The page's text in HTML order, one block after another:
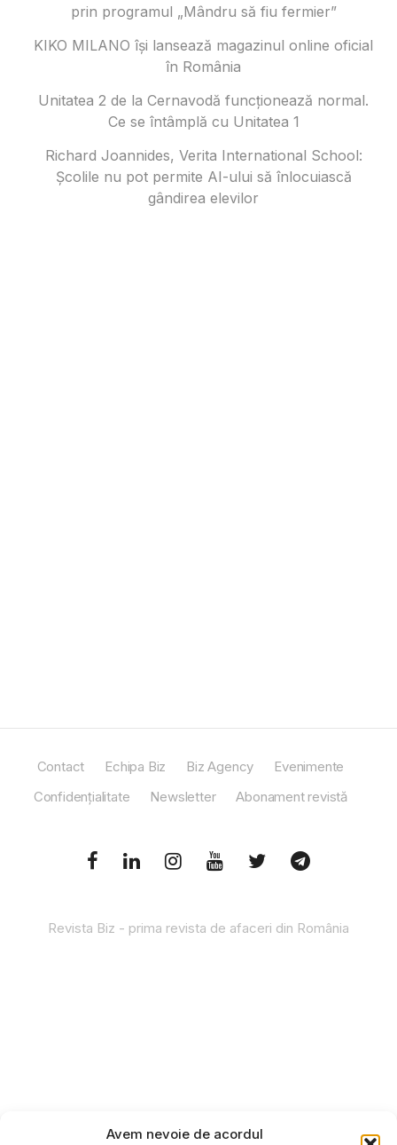
Avem nevoie de acordul
prin programul „Mândru să fiu fermier”
KIKO MILANO își lansează magazinul online oficial
în România
Unitatea 2 de la Cernavodă funcționează normal.
Ce se întâmplă cu Unitatea 1
Richard Joannides, Verita International School:
Școlile nu pot permite AI-ului să înlocuiască
gândirea elevilor
Contact Echipa Biz Biz Agency
Evenimente
Confidențialitate
Newsletter Abonament revistă
Revista Biz - prima revista de afaceri din România